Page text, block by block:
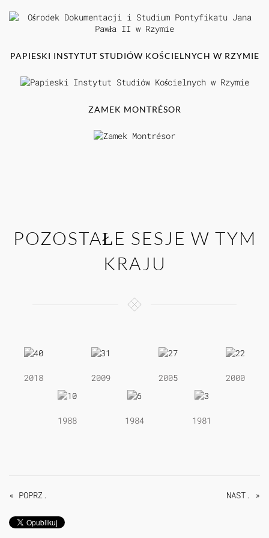
PAPIESKI INSTYTUT STUDIÓW KOŚCIELNYCH W RZYMIE
ZAMEK MONTRÉSOR
POZOSTAŁE SESJE W TYM
KRAJU
2018 2009 2005 2000
1988 1984 1981
« POPRZ. NAST. »